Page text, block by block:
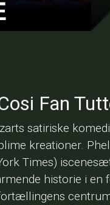
Fan
satiriske
kreationer.
Times)
historie i